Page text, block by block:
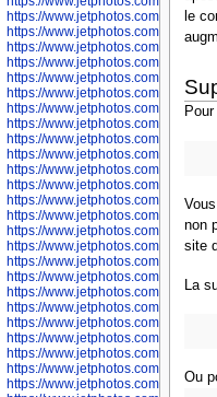
https://www.jetphotos.com/
https://www.jetphotos.com/
https://www.jetphotos.com/
https://www.jetphotos.com/
https://www.jetphotos.com/
https://www.jetphotos.com/
https://www.jetphotos.com/
https://www.jetphotos.com/
https://www.jetphotos.com/
https://www.jetphotos.com/
https://www.jetphotos.com/
https://www.jetphotos.com/
https://www.jetphotos.com/
https://www.jetphotos.com/
https://www.jetphotos.com/
https://www.jetphotos.com/
https://www.jetphotos.com/
https://www.jetphotos.com/
https://www.jetphotos.com/
https://www.jetphotos.com/
https://www.jetphotos.com/
https://www.jetphotos.com/
https://www.jetphotos.com/
https://www.jetphotos.com/
https://www.jetphotos.com/
le
non
site
La
Ou